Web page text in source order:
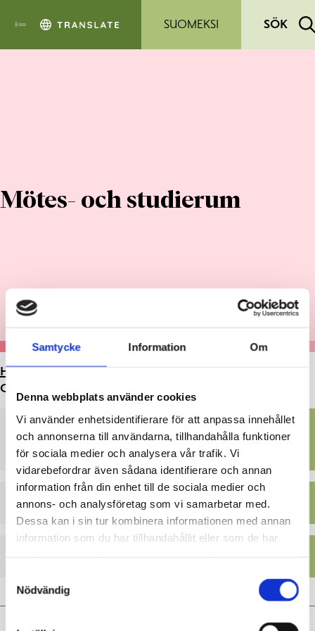
Samtycke Information Om
Denna webbplats använder cookies
Vi använder enhetsidentifierare för att anpassa innehållet
och annonserna till användarna, tillhandahålla funktioner
för sociala medier och analysera vår trafik. Vi
vidarebefordrar även sådana identifierare och annan
information från din enhet till de sociala medier och
annons- och analysföretag som vi samarbetar med.
Dessa kan i sin tur kombinera informationen med annan
information som du har tillhandahållit eller som de har
Nödvändig
SUOMEKSI
SÖK
Mötes- och studierum
HEM>KULTUR OCH FRITID
OCH STUDIERUM
Ekenäs bibliotek, mötesrum
och studierum
Karis bibliotek, mötesrum